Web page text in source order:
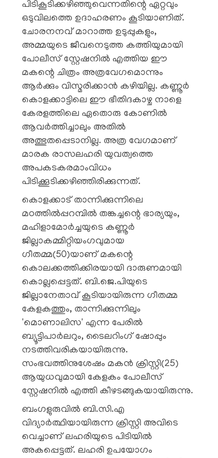
പിടികൂടിക്കഴിഞ്ഞുവെന്നതിന്റെ ഏറ്റവും
ഒടുവിലത്തെ ഉദാഹരണം കൂടിയാണിത്.
ചോരനനവ് മാറാത്ത ഉടുപ്പുകളും,
അമ്മയുടെ ജീവനെടുത്ത കത്തിയുമായി
പോലീസ് സ്റ്റേഷനിൽ എത്തിയ ഈ
മകന്റെ ചിത്രം അത്രവേഗമൊന്നും
ആർക്കും വിസ്മരിക്കാൻ കഴിയില്ല. കണ്ണൂർ
കൊളക്കാട്ടിലെ ഈ ഭീതിദകാഴ്ച നാളെ
കേരളത്തിലെ ഏതൊരു കോണിൽ
ആവർത്തിച്ചാലും അതിൽ
അത്ഭുതപ്പെടാനില്ല. അത്ര വേഗമാണ്
മാരക രാസലഹരി യുവത്വത്തെ
അപകടകരമാംവിധം
പിടിക്കൂടിക്കഴിഞ്ഞിരിക്കുന്നത്.
കൊളക്കാട് താന്നിക്കുന്നിലെ
മഠത്തിൽപ്പറമ്പിൽ തങ്കച്ചന്റെ ഭാര്യയും,
മഹിളാമോർച്ചയുടെ കണ്ണൂർ
ജില്ലാകമ്മിറ്റിയംഗവുമായ
ഗീതമ്മ(50)യാണ് മകന്റെ
കൊലക്കത്തിക്കിരയായി ദാരുണമായി
കൊല്ലപ്പെട്ടത്. ബി.ജെ.പിയുടെ
ജില്ലാനേതാവ് കൂടിയായിരുന്ന ഗീതമ്മ
കേളകത്തും, താന്നിക്കുന്നിലും
'മൊണാലിസ' എന്ന പേരിൽ
ബ്യൂട്ടിപാർലറും, ടൈലറിംഗ് ഷോപ്പും
നടത്തിവരികയായിരുന്നു.
സംഭവത്തിനുശേഷം മകൻ ക്രിസ്റ്റി(25)
ആയുധവുമായി കേളകം പോലീസ്
സ്റ്റേഷനിൽ എത്തി കീഴടങ്ങുകയായിരുന്നു.
ബംഗളുരുവിൽ ബി.സി.എ
വിദ്യാർത്ഥിയായിരുന്ന ക്രിസ്റ്റി അവിടെ
വെച്ചാണ് ലഹരിയുടെ പിടിയിൽ
അകപ്പെട്ടത്. ലഹരി ഉപയോഗം